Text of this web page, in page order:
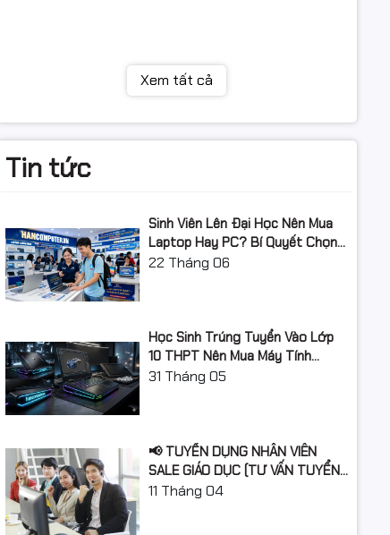
Wedge-shaped lock slot
Trọng lượng 1.59 Kg
Xem tất cả
Tin tức
Sinh Viên Lên Đại Học Nên Mua
Laptop Hay PC? Bí Quyết Chọn
Máy Tính Đúng Nhu Cầu, Không
22 Tháng 06
Học Sinh Trúng Tuyển Vào Lớp
10 THPT Nên Mua Máy Tính
Laptop Gì Năm Học 2026 -
31 Tháng 05
📢 TUYỂN DỤNG NHÂN VIÊN
SALE GIÁO DỤC (TƯ VẤN TUYỂN
SINH)
11 Tháng 04